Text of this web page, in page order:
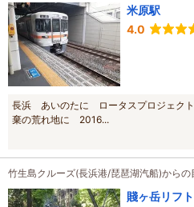
米原駅
4.0
長浜 あいのたに ロータスプロジェク
棄の荒れ地に 2016...
竹生島クルーズ(長浜港/琵琶湖汽船)からの
賤ヶ岳リフト